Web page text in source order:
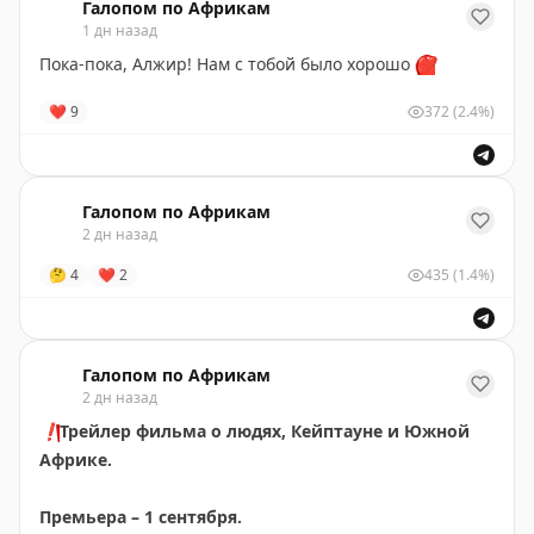
Галопом по Африкам
1 дн назад
Пока-пока, Алжир! Нам с тобой было хорошо ❤️
❤ 9 372 (2.4%)
Галопом по Африкам
2 дн назад
🤔 4 ❤ 2 435 (1.4%)
Галопом по Африкам
2 дн назад
❗️Трейлер фильма о людях, Кейптауне и Южной
Африке.
Премьера – 1 сентября.